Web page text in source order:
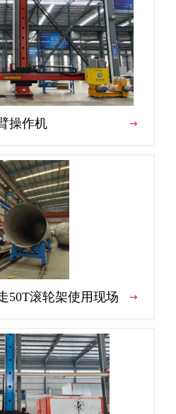
操作机
50T滚轮架使用现场